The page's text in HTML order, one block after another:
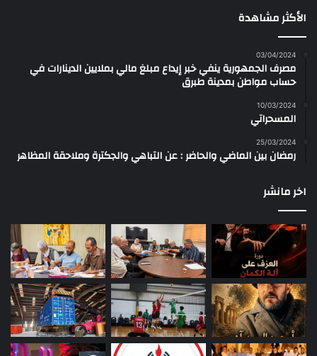
الأكثر مشاهدة
03/04/2024
مصرف الجمهورية ينفي خبر إيداع مبلغ مالي بملايين الدينارات في
حساب مواطن بمدينة طبرق
10/03/2024
المسحراتي
25/03/2024
رمضان بين الماضي والحاضر : عن التباهي والجكترة وملاحقة المظاهر
اخر مانشر